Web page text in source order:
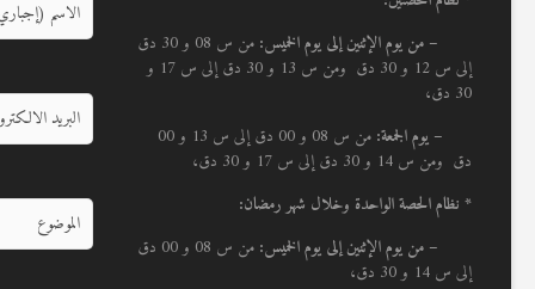
– من يوم الإثنين إلى يوم الخميس:
من س 08 و 30 دق
إلى س 12 و 30 دق ومن س 13 و 30 دق إلى س 17 و
30 دق،
– يوم الجمعة:
من س 08 و 00 دق إلى س 13 و 00
دق ومن س 14 و 30 دق إلى س 17 و 30 دق،
* نظام الحصة الواحدة وخلال شهر رمضان:
– من يوم الإثنين إلى يوم الخميس:
من س 08 و 00 دق
إلى س 14 و 30 دق،